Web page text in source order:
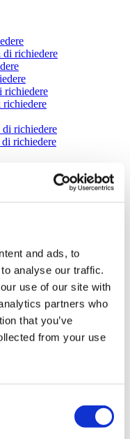
and ads, to
analyse our traffic.
use of our site with
partners who
that you’ve
from your use
di richiedere
richiedere
richiedere
di richiedere
di richiedere